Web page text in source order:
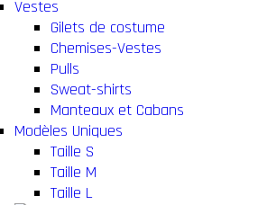
Vestes
Gilets de costume
Chemises-Vestes
Pulls
Sweat-shirts
Manteaux et Cabans
Modèles Uniques
Taille S
Taille M
Taille L